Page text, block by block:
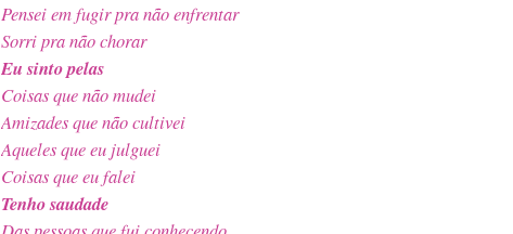
Pensei em fugir pra não enfrentar
Sorri pra não chorar
Eu sinto pelas
Coisas que não mudei
Amizades que não cultivei
Aqueles que eu julguei
Coisas que eu falei
Tenho saudade